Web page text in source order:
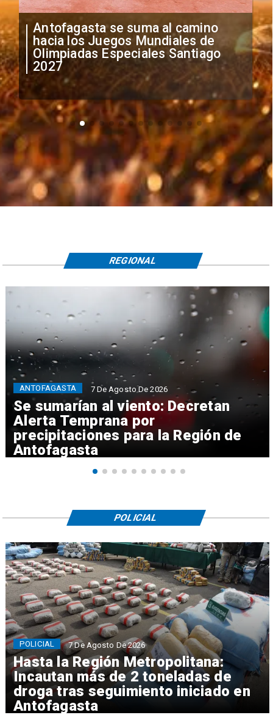
"Falta de profesionalismo": Sifup
anuncia medidas por situación
irregular de futbolistas
extranjeros
Se sumarían al viento: Decretan
Alerta Temprana por
precipitaciones para la Región de
Antofagasta
ANTOFAGASTA 7 De Agosto De 2026
REGIONAL
Hasta la Región Metropolitana:
Incautan más de 2 toneladas de
droga tras seguimiento iniciado en
Antofagasta
POLICIAL 7 De Agosto De 2026
POLICIAL